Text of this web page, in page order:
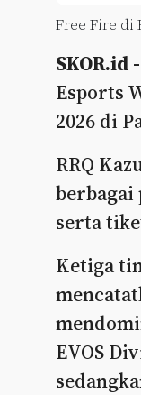
Free Fire di
SKOR.id -
Esports
2026 di
RRQ
berbagai
serta
Ketiga
EVOS